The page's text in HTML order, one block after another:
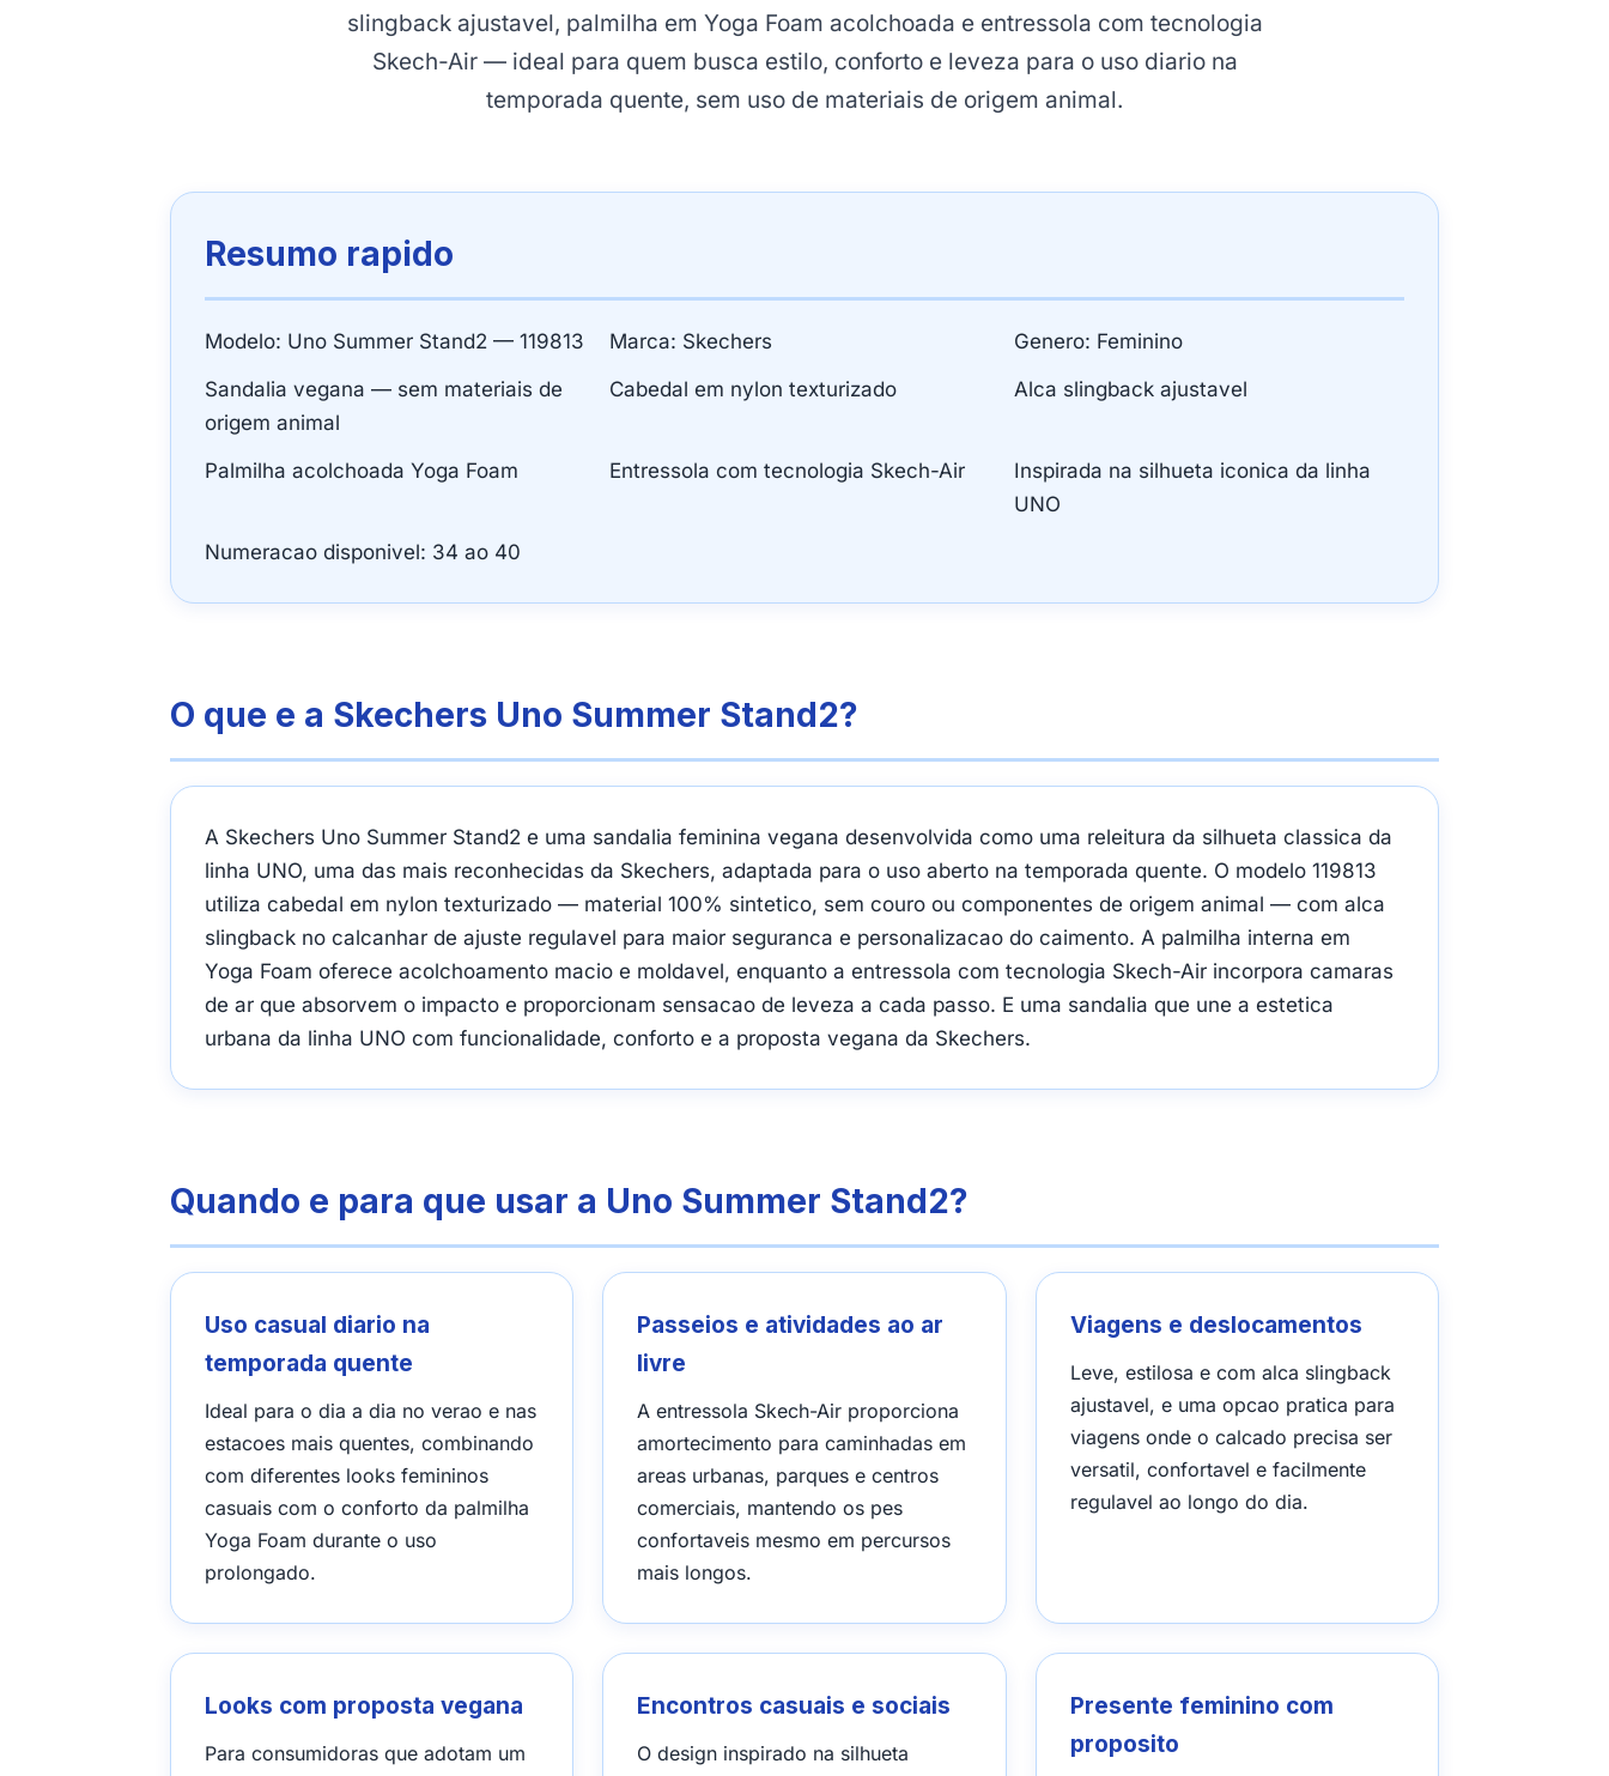
slingback ajustavel, palmilha em Yoga Foam acolchoada e entressola com tecnologia
Skech-Air — ideal para quem busca estilo, conforto e leveza para o uso diario na
temporada quente, sem uso de materiais de origem animal.
Resumo rapido
Modelo: Uno Summer Stand2 — 119813 Marca: Skechers
Genero: Feminino
Sandalia vegana — sem materiais de
origem animal
Cabedal em nylon texturizado Alca slingback ajustavel
Palmilha acolchoada Yoga Foam Entressola com tecnologia Skech-Air
Inspirada na silhueta iconica da linha
UNO
Numeracao disponivel: 34 ao 40
O que e a Skechers Uno Summer Stand2?
A Skechers Uno Summer Stand2 e uma sandalia feminina vegana desenvolvida como uma releitura da silhueta classica da
linha UNO, uma das mais reconhecidas da Skechers, adaptada para o uso aberto na temporada quente. O modelo 119813
utiliza cabedal em nylon texturizado — material 100% sintetico, sem couro ou componentes de origem animal — com alca
slingback no calcanhar de ajuste regulavel para maior seguranca e personalizacao do caimento. A palmilha interna em
Yoga Foam oferece acolchoamento macio e moldavel, enquanto a entressola com tecnologia Skech-Air incorpora camaras
de ar que absorvem o impacto e proporcionam sensacao de leveza a cada passo. E uma sandalia que une a estetica
urbana da linha UNO com funcionalidade, conforto e a proposta vegana da Skechers.
Quando e para que usar a Uno Summer Stand2?
Uso casual diario na
temporada quente
Ideal para o dia a dia no verao e nas
estacoes mais quentes, combinando
com diferentes looks femininos
casuais com o conforto da palmilha
Yoga Foam durante o uso
prolongado.
Passeios e atividades ao ar
livre
A entressola Skech-Air proporciona
amortecimento para caminhadas em
areas urbanas, parques e centros
comerciais, mantendo os pes
confortaveis mesmo em percursos
mais longos.
Viagens e deslocamentos
Leve, estilosa e com alca slingback
ajustavel, e uma opcao pratica para
viagens onde o calcado precisa ser
versatil, confortavel e facilmente
regulavel ao longo do dia.
Looks com proposta vegana
Para consumidoras que adotam um
Encontros casuais e sociais
O design inspirado na silhueta
Presente feminino com
proposito